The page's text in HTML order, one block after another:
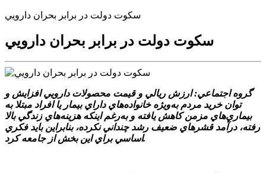
سکوت دولت در برابر بحران دارويي
سکوت دولت در برابر بحران دارويي
گروه اجتماعي: ارزش ريالي و قيمت محصولات دارويي افزايش و
توان خريد مردم به‌ويژه خانواده‌هاي داراي بيمار يا افراد مبتلا به
بيماري‌هاي مزمن کاهش يافته و به‌رغم اينکه هزينه‌هاي زندگي بالا
رفته، درآمد قشرهاي ضعيف رشد چنداني نکرده، بنابراين بايد فکري
اساسي براي اين بخش از جامعه کرد.